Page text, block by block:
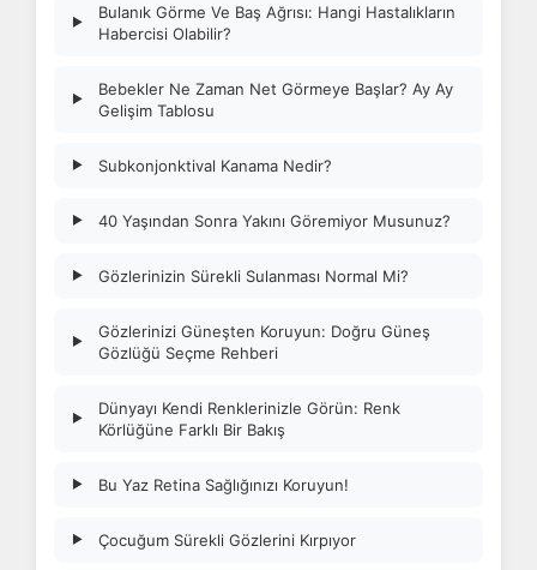
▶
Bulanık Görme Ve Baş Ağrısı: Hangi Hastalıkların
Habercisi Olabilir?
▶
Bebekler Ne Zaman Net Görmeye Başlar? Ay Ay
Gelişim Tablosu
▶ Subkonjonktival Kanama Nedir?
▶ 40 Yaşından Sonra Yakını Göremiyor Musunuz?
▶ Gözlerinizin Sürekli Sulanması Normal Mi?
▶
Gözlerinizi Güneşten Koruyun: Doğru Güneş
Gözlüğü Seçme Rehberi
▶
Dünyayı Kendi Renklerinizle Görün: Renk
Körlüğüne Farklı Bir Bakış
▶ Bu Yaz Retina Sağlığınızı Koruyun!
▶ Çocuğum Sürekli Gözlerini Kırpıyor